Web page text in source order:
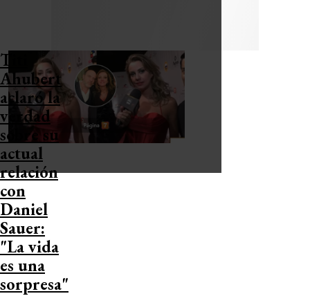
Titi
Ahubert
aclaró la
verdad
sobre su
actual
relación
con
Daniel
Sauer:
"La vida
es una
sorpresa"